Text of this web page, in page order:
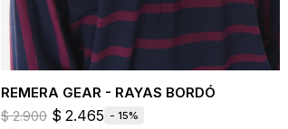
REMERA GEAR - RAYAS BORDÓ
$ 2.900 $ 2.465 15